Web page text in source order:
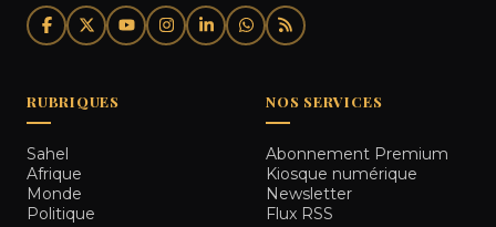
RUBRIQUES
Sahel
Afrique
Monde
Politique
NOS SERVICES
Abonnement Premium
Kiosque numérique
Newsletter
Flux RSS